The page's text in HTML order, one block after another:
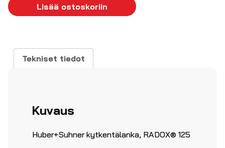
4.00
määrä
Lisää ostoskoriin
Tekniset tiedot
Kuvaus
Huber+Suhner kytkentälanka, RADOX® 125